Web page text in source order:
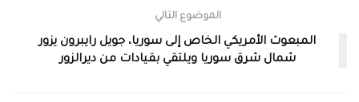
الموضوع التالي
المبعوث الأمريكي الخاص إلى سوريا، جويل رايبرون يزور
شمال شرق سوريا ويلتقي بقيادات من ديرالزور